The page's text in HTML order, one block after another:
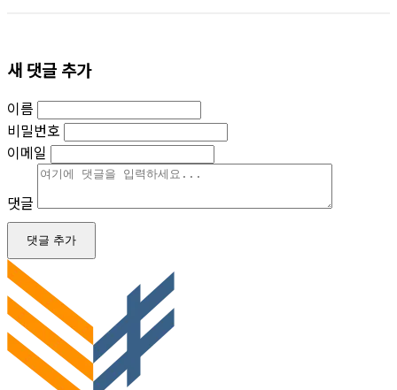
새 댓글 추가
이름
비밀번호
이메일
댓글
댓글 추가